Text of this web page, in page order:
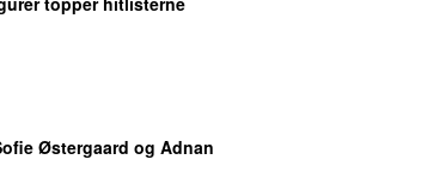
Østergaard og Adnan